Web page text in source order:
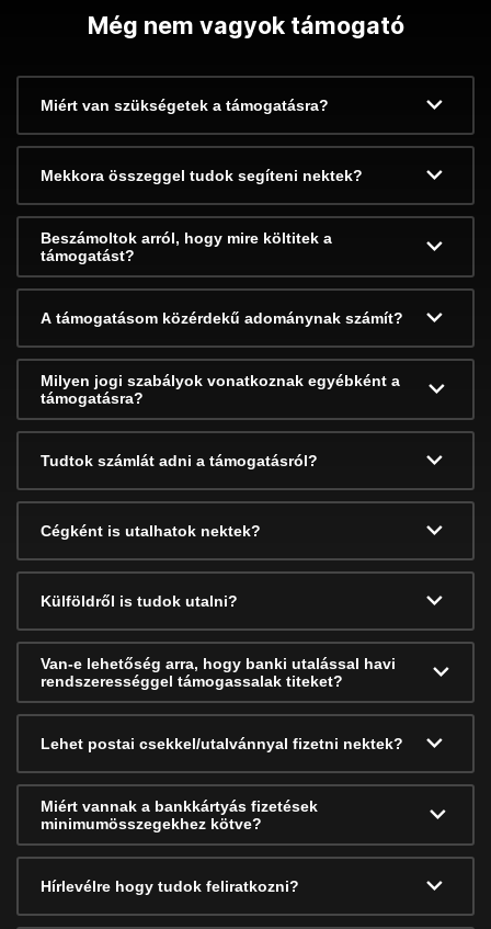
Még nem vagyok támogató
Miért van szükségetek a támogatásra?
Mekkora összeggel tudok segíteni nektek?
Beszámoltok arról, hogy mire költitek a
támogatást?
A támogatásom közérdekű adománynak számít?
Milyen jogi szabályok vonatkoznak egyébként a
támogatásra?
Tudtok számlát adni a támogatásról?
Cégként is utalhatok nektek?
Külföldről is tudok utalni?
Van-e lehetőség arra, hogy banki utalással havi
rendszerességgel támogassalak titeket?
Lehet postai csekkel/utalvánnyal fizetni nektek?
Miért vannak a bankkártyás fizetések
minimumösszegekhez kötve?
Hírlevélre hogy tudok feliratkozni?